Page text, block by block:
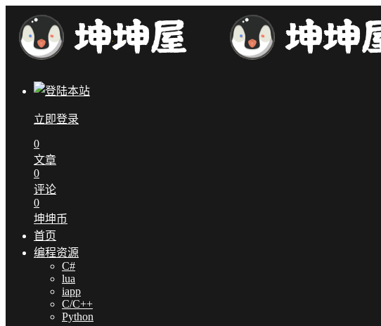
立即登录
0
文章
0
评论
0
坤坤币
首页
编程资源
C#
lua
iapp
C/C++
Python